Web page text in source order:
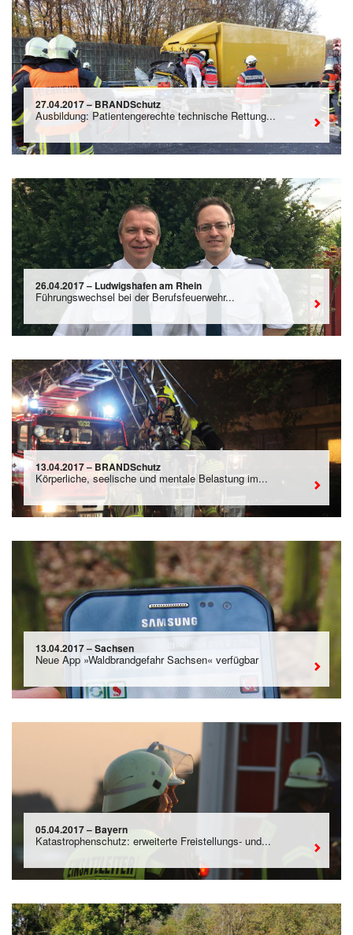
27.04.2017 – BRANDSchutz
Ausbildung: Patientengerechte technische Rettung...
26.04.2017 – Ludwigshafen am Rhein
Führungswechsel bei der Berufsfeuerwehr...
13.04.2017 – BRANDSchutz
Körperliche, seelische und mentale Belastung im...
13.04.2017 – Sachsen
Neue App »Waldbrandgefahr Sachsen« verfügbar
05.04.2017 – Bayern
Katastrophenschutz: erweiterte Freistellungs- und...